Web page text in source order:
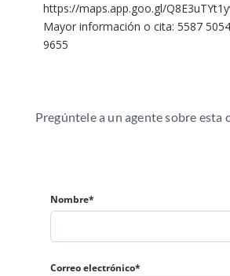
https://maps.app.goo.gl/
Mayor información o cita: 5587
9655
Pregúntele a un agente sobre esta
Nombre*
Correo electrónico*